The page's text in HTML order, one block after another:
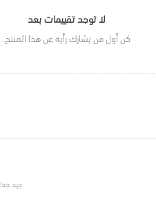
لا توجد تقييمات بعد
كن أول من يشارك رأيه عن هذا المنتج.
جيد جدا